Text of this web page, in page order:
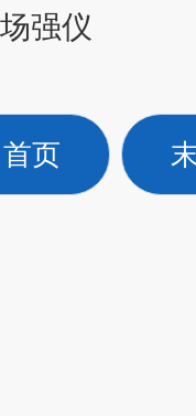
强仪
首页